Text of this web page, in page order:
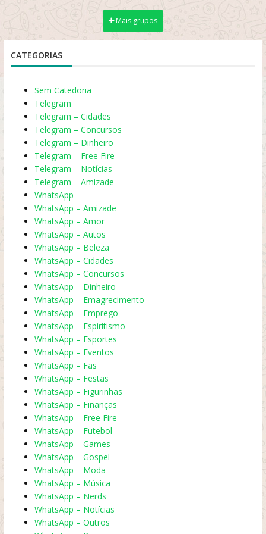
Mais grupos
CATEGORIAS
Sem Catedoria
Telegram
Telegram – Cidades
Telegram – Concursos
Telegram – Dinheiro
Telegram – Free Fire
Telegram – Notícias
Telegram – Amizade
WhatsApp
WhatsApp – Amizade
WhatsApp – Amor
WhatsApp – Autos
WhatsApp – Beleza
WhatsApp – Cidades
WhatsApp – Concursos
WhatsApp – Dinheiro
WhatsApp – Emagrecimento
WhatsApp – Emprego
WhatsApp – Espiritismo
WhatsApp – Esportes
WhatsApp – Eventos
WhatsApp – Fãs
WhatsApp – Festas
WhatsApp – Figurinhas
WhatsApp – Finanças
WhatsApp – Free Fire
WhatsApp – Futebol
WhatsApp – Games
WhatsApp – Gospel
WhatsApp – Moda
WhatsApp – Música
WhatsApp – Nerds
WhatsApp – Notícias
WhatsApp – Outros